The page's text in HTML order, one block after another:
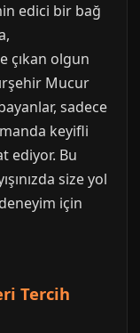
edici bir bağ
çıkan olgun
Mucur
sadece
keyifli
ediyor. Bu
size yol
için
Tercih